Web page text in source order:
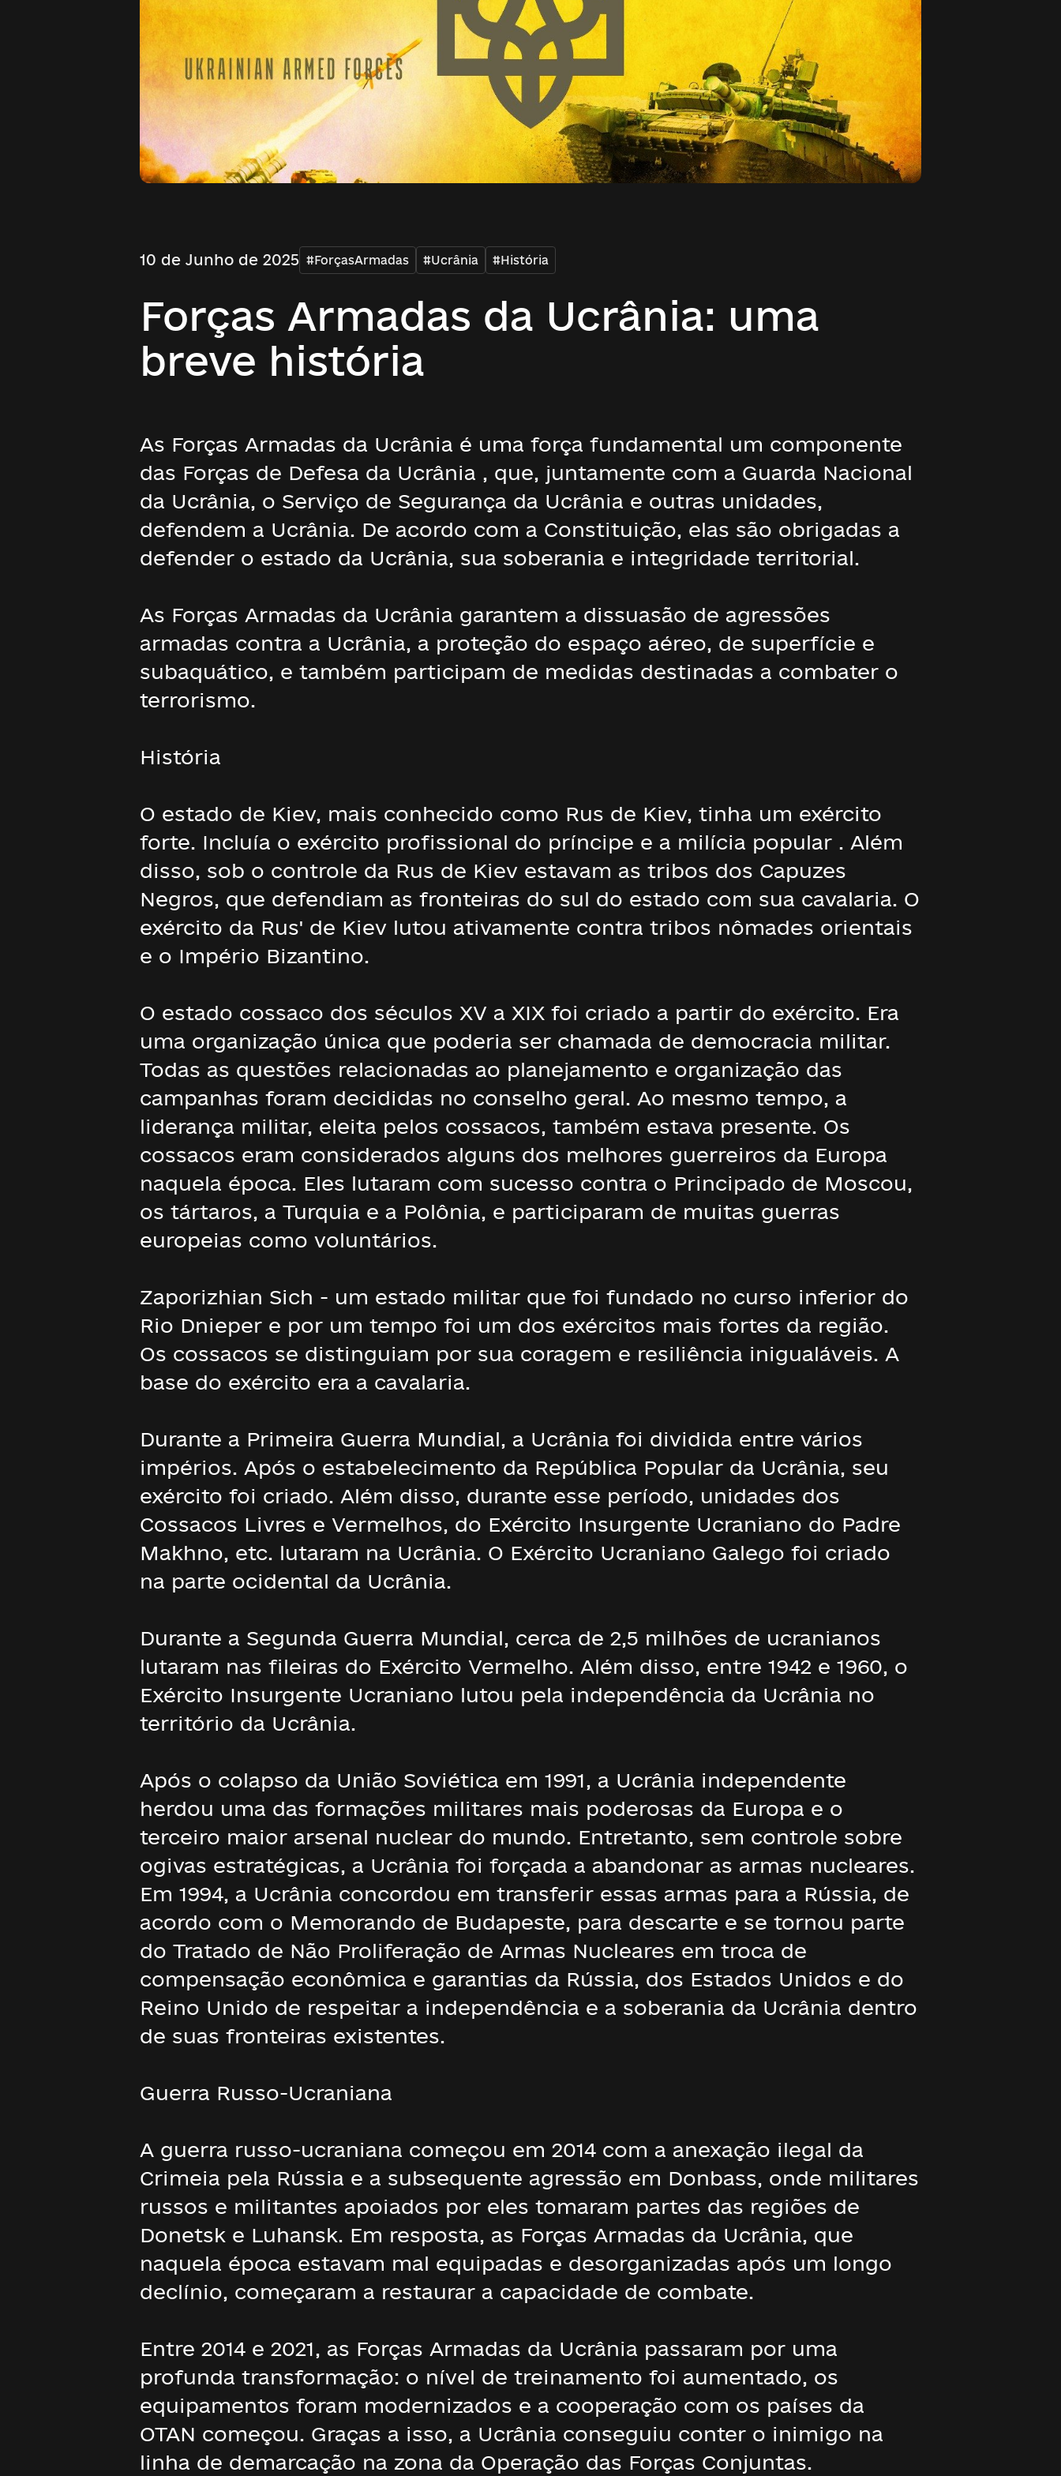
10 de Junho de 2025 #ForçasArmadas #Ucrânia #História
Forças Armadas da Ucrânia: uma
breve história
As Forças Armadas da Ucrânia é uma força fundamental um componente
das Forças de Defesa da Ucrânia , que, juntamente com a Guarda Nacional
da Ucrânia, o Serviço de Segurança da Ucrânia e outras unidades,
defendem a Ucrânia. De acordo com a Constituição, elas são obrigadas a
defender o estado da Ucrânia, sua soberania e integridade territorial.
As Forças Armadas da Ucrânia garantem a dissuasão de agressões
armadas contra a Ucrânia, a proteção do espaço aéreo, de superfície e
subaquático, e também participam de medidas destinadas a combater o
terrorismo.
História
O estado de Kiev, mais conhecido como Rus de Kiev, tinha um exército
forte. Incluía o exército profissional do príncipe e a milícia popular . Além
disso, sob o controle da Rus de Kiev estavam as tribos dos Capuzes
Negros, que defendiam as fronteiras do sul do estado com sua cavalaria. O
exército da Rus' de Kiev lutou ativamente contra tribos nômades orientais
e o Império Bizantino.
O estado cossaco dos séculos XV a XIX foi criado a partir do exército. Era
uma organização única que poderia ser chamada de democracia militar.
Todas as questões relacionadas ao planejamento e organização das
campanhas foram decididas no conselho geral. Ao mesmo tempo, a
liderança militar, eleita pelos cossacos, também estava presente. Os
cossacos eram considerados alguns dos melhores guerreiros da Europa
naquela época. Eles lutaram com sucesso contra o Principado de Moscou,
os tártaros, a Turquia e a Polônia, e participaram de muitas guerras
europeias como voluntários.
Zaporizhian Sich - um estado militar que foi fundado no curso inferior do
Rio Dnieper e por um tempo foi um dos exércitos mais fortes da região.
Os cossacos se distinguiam por sua coragem e resiliência inigualáveis. A
base do exército era a cavalaria.
Durante a Primeira Guerra Mundial, a Ucrânia foi dividida entre vários
impérios. Após o estabelecimento da República Popular da Ucrânia, seu
exército foi criado. Além disso, durante esse período, unidades dos
Cossacos Livres e Vermelhos, do Exército Insurgente Ucraniano do Padre
Makhno, etc. lutaram na Ucrânia. O Exército Ucraniano Galego foi criado
na parte ocidental da Ucrânia.
Durante a Segunda Guerra Mundial, cerca de 2,5 milhões de ucranianos
lutaram nas fileiras do Exército Vermelho. Além disso, entre 1942 e 1960, o
Exército Insurgente Ucraniano lutou pela independência da Ucrânia no
território da Ucrânia.
Após o colapso da União Soviética em 1991, a Ucrânia independente
herdou uma das formações militares mais poderosas da Europa e o
terceiro maior arsenal nuclear do mundo. Entretanto, sem controle sobre
ogivas estratégicas, a Ucrânia foi forçada a abandonar as armas nucleares.
Em 1994, a Ucrânia concordou em transferir essas armas para a Rússia, de
acordo com o Memorando de Budapeste, para descarte e se tornou parte
do Tratado de Não Proliferação de Armas Nucleares em troca de
compensação econômica e garantias da Rússia, dos Estados Unidos e do
Reino Unido de respeitar a independência e a soberania da Ucrânia dentro
de suas fronteiras existentes.
Guerra Russo-Ucraniana
A guerra russo-ucraniana começou em 2014 com a anexação ilegal da
Crimeia pela Rússia e a subsequente agressão em Donbass, onde militares
russos e militantes apoiados por eles tomaram partes das regiões de
Donetsk e Luhansk. Em resposta, as Forças Armadas da Ucrânia, que
naquela época estavam mal equipadas e desorganizadas após um longo
declínio, começaram a restaurar a capacidade de combate.
Entre 2014 e 2021, as Forças Armadas da Ucrânia passaram por uma
profunda transformação: o nível de treinamento foi aumentado, os
equipamentos foram modernizados e a cooperação com os países da
OTAN começou. Graças a isso, a Ucrânia conseguiu conter o inimigo na
linha de demarcação na zona da Operação das Forças Conjuntas.